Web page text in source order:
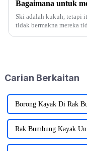
Ski adalah kukuh, tetapi
tidak bermakna mereka
mengekalkan imej yang
Carian Berkaitan
Borong Kayak Di Rak
Rak Bumbung Kayak